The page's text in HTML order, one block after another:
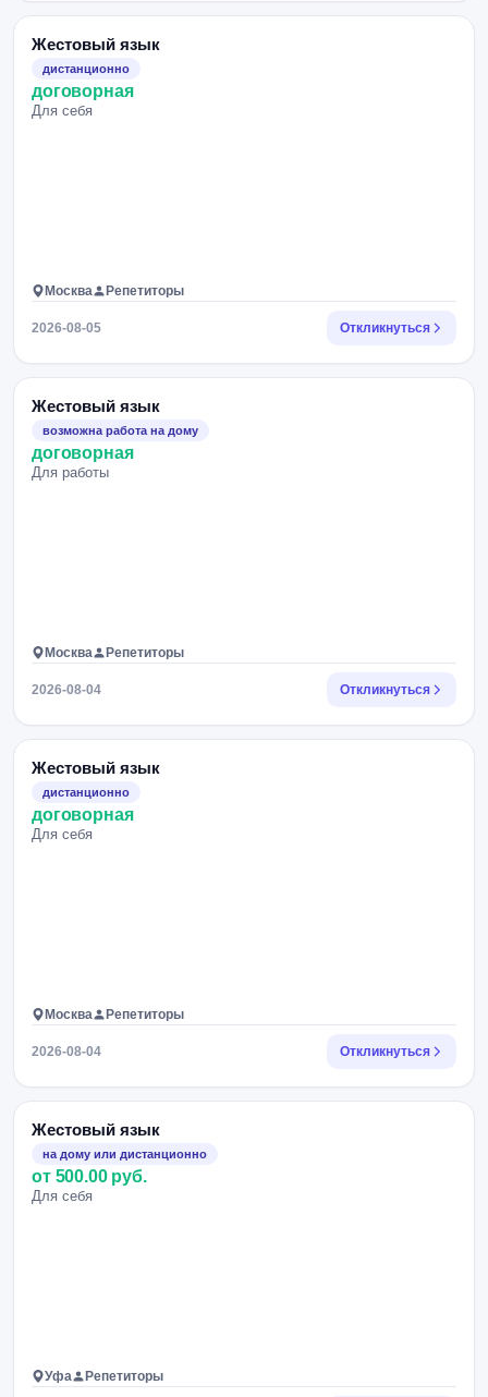
Жестовый язык
дистанционно
договорная
Для себя
Москва Репетиторы
2026-08-05 Откликнуться
Жестовый язык
возможна работа на дому
договорная
Для работы
Москва Репетиторы
2026-08-04 Откликнуться
Жестовый язык
дистанционно
договорная
Для себя
Москва Репетиторы
2026-08-04 Откликнуться
Жестовый язык
на дому или дистанционно
от 500.00 руб.
Для себя
Уфа Репетиторы